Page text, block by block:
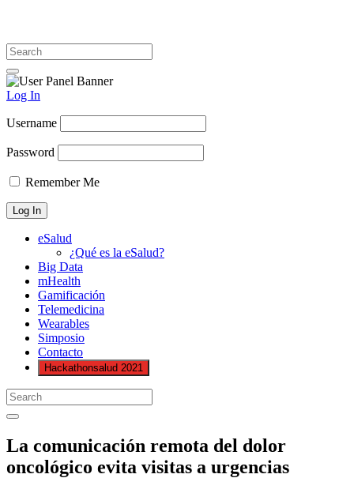
Log In
Username
Password
Remember Me
eSalud
¿Qué es la eSalud?
Big Data
mHealth
Gamificación
Telemedicina
Wearables
Simposio
Contacto
Hackathonsalud 2021
La comunicación remota del dolor
oncológico evita visitas a urgencias